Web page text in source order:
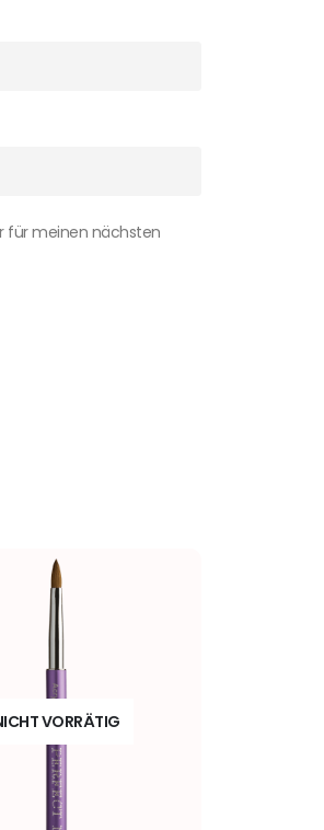
für meinen nächsten
VORRÄTIG